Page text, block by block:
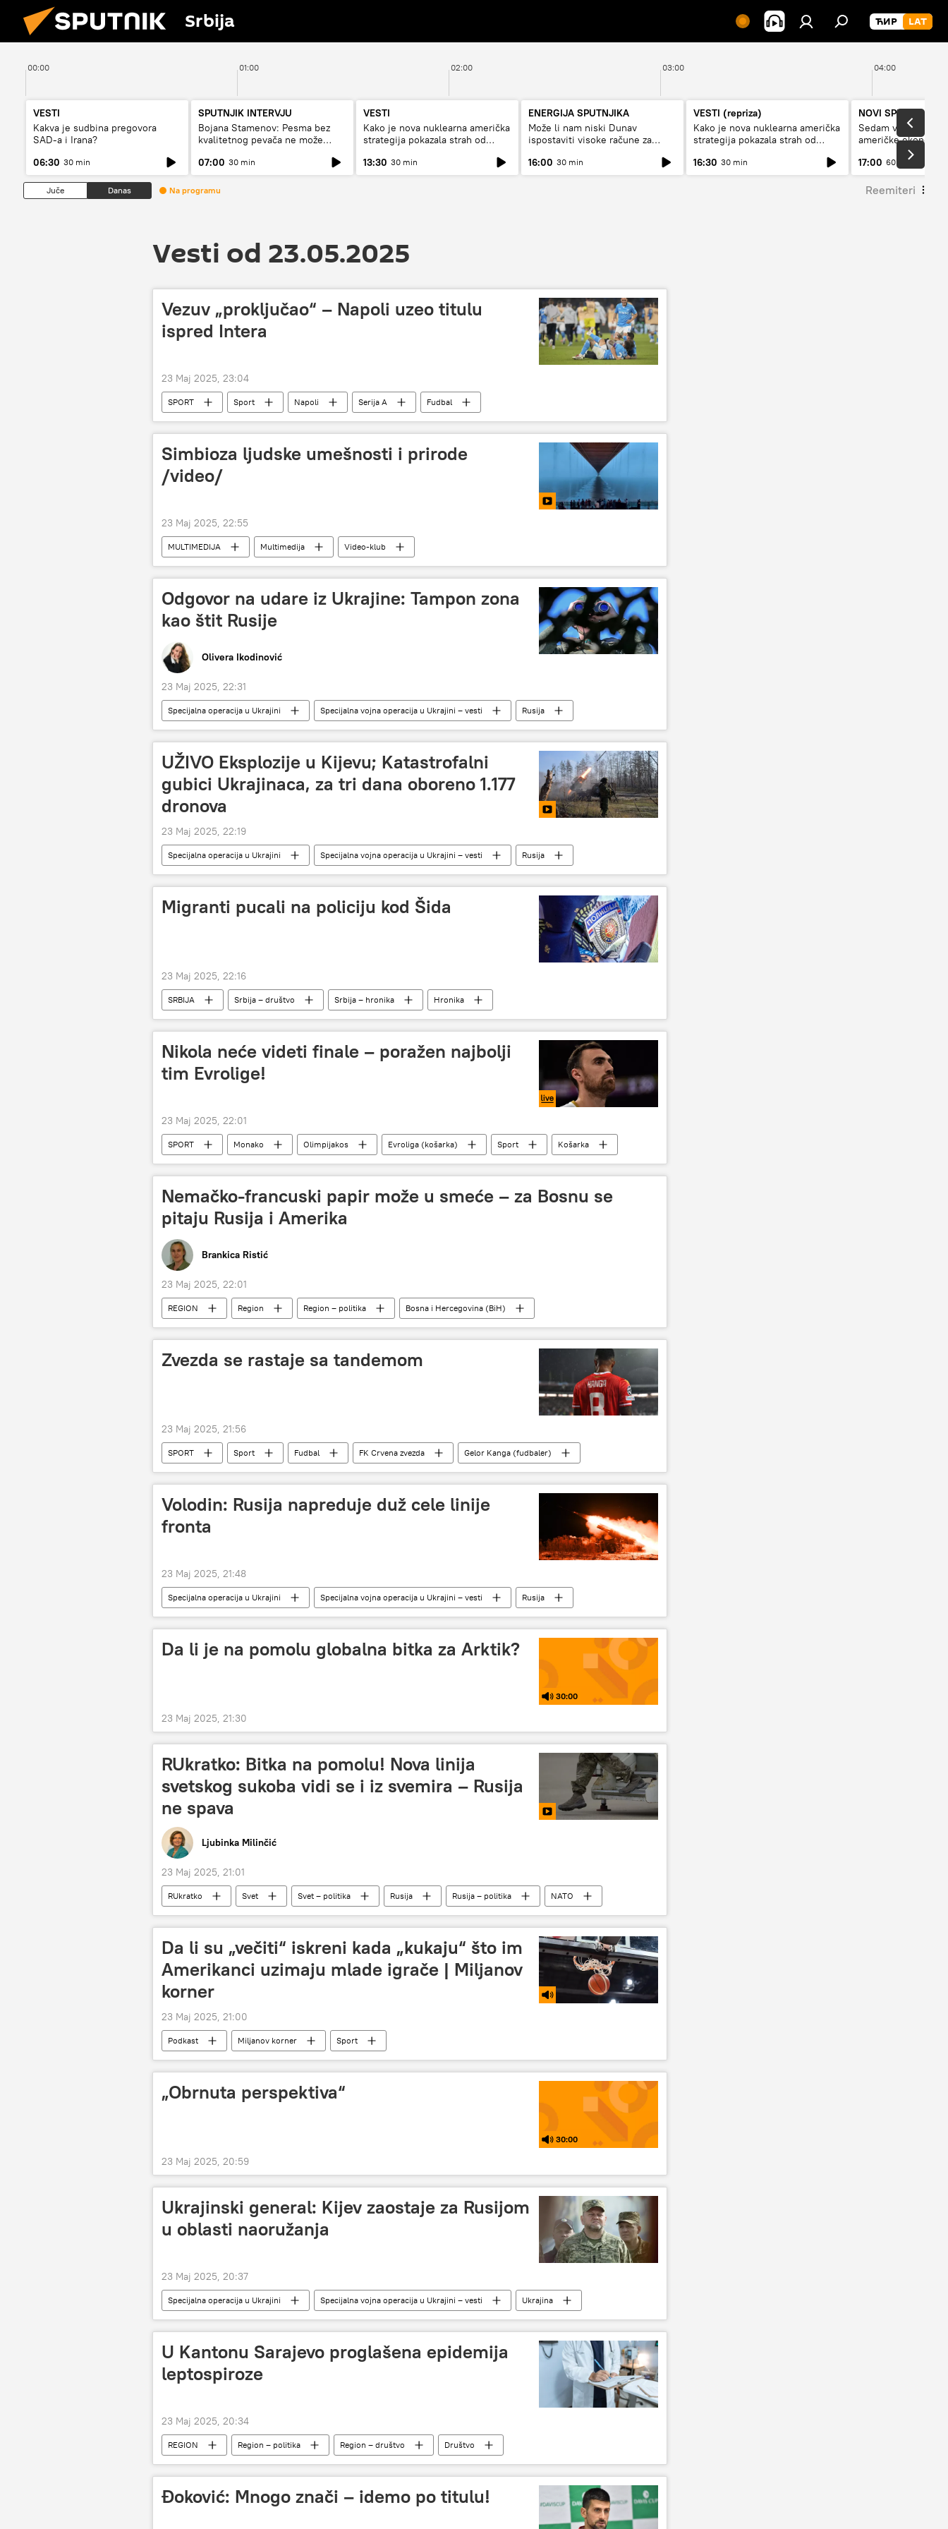
Srbija
00:00 01:00 02:00 03:00 04:00
VESTI
Kakva je sudbina pregovora
SAD-a i Irana?
06:30 30 min
SPUTNJIK INTERVJU
Bojana Stamenov: Pesma bez
kvalitetnog pevača ne može
07:00 30 min
VESTI
Kako je nova nuklearna američka
strategija pokazala strah od
13:30 30 min
ENERGIJA SPUTNJIKA
Može li nam niski Dunav
ispostaviti visoke račune za
16:00 30 min
VESTI (repriza)
Kako je nova nuklearna američka
strategija pokazala strah od
16:30 30 min
NOVI SPUTNJIK
Sedam
američke
17:00 60 min
Juče Danas Na programu Reemiteri
Vesti od 23.05.2025
Vezuv „proključao“ – Napoli uzeo titulu
ispred Intera
23 Maj 2025, 23:04
SPORT Sport Napoli Serija A Fudbal
Simbioza ljudske umešnosti i prirode
/video/
23 Maj 2025, 22:55
MULTIMEDIJA Multimedija Video-klub
Odgovor na udare iz Ukrajine: Tampon zona
kao štit Rusije
Olivera Ikodinović
23 Maj 2025, 22:31
Specijalna operacija u Ukrajini Specijalna vojna operacija u Ukrajini – vesti
Rusija
Rusija – vojska i naoružanje
Analize i mišljenja tampon-zona
Ukrajina
Vladimir Putin
UŽIVO Eksplozije u Kijevu; Katastrofalni
gubici Ukrajinaca, za tri dana oboreno 1.177
dronova
23 Maj 2025, 22:19
Specijalna operacija u Ukrajini Specijalna vojna operacija u Ukrajini – vesti
Rusija
Donbas
Migranti pucali na policiju kod Šida
23 Maj 2025, 22:16
SRBIJA Srbija – društvo Srbija – hronika Hronika
Nikola neće videti finale – poražen najbolji
tim Evrolige!
23 Maj 2025, 22:01
SPORT Monako Olimpijakos Evroliga (košarka) Sport Košarka
Nemačko-francuski papir može u smeće – za Bosnu se
pitaju Rusija i Amerika
Brankica Ristić
23 Maj 2025, 22:01
REGION Region Region – politika
Bosna i Hercegovina (BiH)
Republika Srpska (RS)
non pejper Francuska Nemačka
Amerika
Zvezda se rastaje sa tandemom
23 Maj 2025, 21:56
SPORT Sport Fudbal FK Crvena zvezda Gelor Kanga (fudbaler)
Volodin: Rusija napreduje duž cele linije
fronta
23 Maj 2025, 21:48
Specijalna operacija u Ukrajini Specijalna vojna operacija u Ukrajini – vesti
Rusija
Ukrajina
Vjačeslav Volodin
Da li je na pomolu globalna bitka za Arktik?
30:00
23 Maj 2025, 21:30
RUkratko: Bitka na pomolu! Nova linija
svetskog sukoba vidi se i iz svemira – Rusija
ne spava
Ljubinka Milinčić
23 Maj 2025, 21:01
RUkratko Svet Svet – politika Rusija Rusija – politika
NATO
Finska
Da li su „večiti“ iskreni kada „kukaju“ što im
Amerikanci uzimaju mlade igrače | Miljanov
korner
23 Maj 2025, 21:00
Podkast Miljanov korner Sport
„Obrnuta perspektiva“
30:00
23 Maj 2025, 20:59
Ukrajinski general: Kijev zaostaje za Rusijom
u oblasti naoružanja
23 Maj 2025, 20:37
Specijalna operacija u Ukrajini Specijalna vojna operacija u Ukrajini – vesti
Ukrajina
Naoružanje
Valerij Zalužni
U Kantonu Sarajevo proglašena epidemija
leptospiroze
23 Maj 2025, 20:34
REGION Region – politika Region – društvo
Društvo
Bosna i Hercegovina (BiH)
Đoković: Mnogo znači – idemo po titulu!